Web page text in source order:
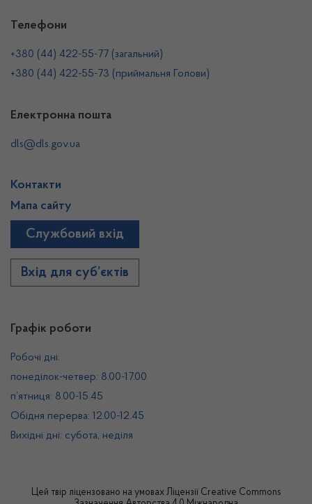
Графік роботи
Робочі дні:
понеділок-четвер: 8.00-17.00
п’ятниця: 8.00-15.45
Обідня перерва: 12.00-12.45
Вихідні дні: субота, неділя
Телефони
+380 (44) 422-55-77 (загальний)
+380 (44) 422-55-73 (приймальня Голови)
Електронна пошта
dls@dls.gov.ua
Контакти
Мапа сайту
Службовий вхід
Вхід для суб’єктів
Цей твір ліцензовано на умовах Ліцензії Creative Commons